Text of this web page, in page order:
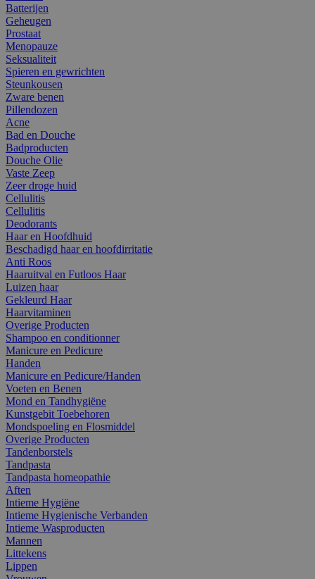
Batterijen
Geheugen
Prostaat
Menopauze
Seksualiteit
Spieren en gewrichten
Steunkousen
Zware benen
Pillendozen
Acne
Bad en Douche
Badproducten
Douche Olie
Vaste Zeep
Zeer droge huid
Cellulitis
Cellulitis
Deodorants
Haar en Hoofdhuid
Beschadigd haar en hoofdirritatie
Anti Roos
Haaruitval en Futloos Haar
Luizen haar
Gekleurd Haar
Haarvitaminen
Overige Producten
Shampoo en conditionner
Manicure en Pedicure
Handen
Manicure en Pedicure/Handen
Voeten en Benen
Mond en Tandhygiëne
Kunstgebit Toebehoren
Mondspoeling en Flosmiddel
Overige Producten
Tandenborstels
Tandpasta
Tandpasta homeopathie
Aften
Intieme Hygiëne
Intieme Hygienische Verbanden
Intieme Wasproducten
Mannen
Littekens
Lippen